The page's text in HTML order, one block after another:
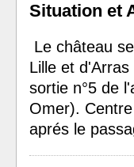
Situation et
Le château
Lille et
sortie n°5 de
Omer).
aprés le